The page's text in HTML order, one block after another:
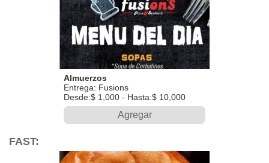
Almuerzos
Entrega: Fusions
Desde:$ 1,000 - Hasta:$ 10,000
Agregar
FAST: